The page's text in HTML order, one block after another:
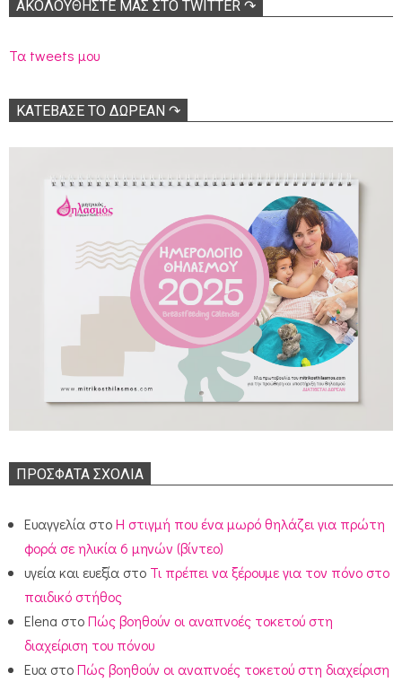
ΑΚΟΛΟΥΘΉΣΤΕ ΜΑΣ ΣΤΟ TWITTER ↷
Τα tweets μου
ΚΑΤΕΒΑΣΕ ΤΟ ΔΩΡΕΑΝ ↷
ΠΡΌΣΦΑΤΑ ΣΧΌΛΙΑ
Ευαγγελία στοΗ στιγμή που ένα μωρό θηλάζει για πρώτη
φορά σε ηλικία 6 μηνών (βίντεο)
υγεία και ευεξία στο Τι πρέπει να ξέρουμε για τον πόνο στο
παιδικό στήθος
Elena στοΠώς βοηθούν οι αναπνοές τοκετού στη
διαχείριση του πόνου
Ευα στοΠώς βοηθούν οι αναπνοές τοκετού στη διαχείριση